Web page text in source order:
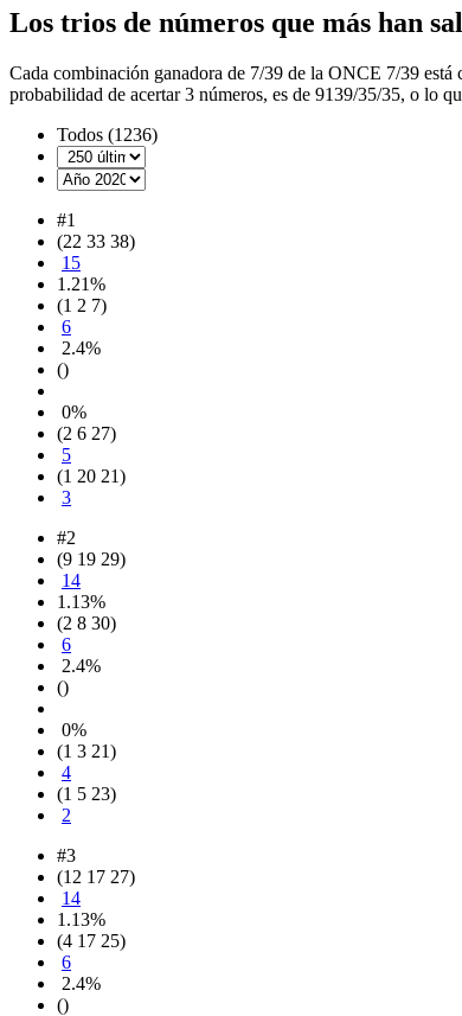
Los trios de números que más han
Cada combinación ganadora de 7/39 de la ONCE 7/39 está
probabilidad de acertar 3 números, es de 9139/35/35, o lo
Todos (1236)
#1
(22 33 38)
15
1.21%
(1 2 7)
6
2.4%
()
0%
(2 6 27)
5
(1 20 21)
3
#2
(9 19 29)
14
1.13%
(2 8 30)
6
2.4%
()
0%
(1 3 21)
4
(1 5 23)
2
#3
(12 17 27)
14
1.13%
(4 17 25)
6
2.4%
()